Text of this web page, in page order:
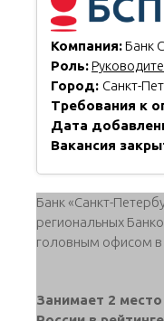
Компания:Банк
Роль:
Город: Санкт-
Требования к
Дата
Вакансия
Банк «Санкт-
региональных
головным офисом в
Занимает 2